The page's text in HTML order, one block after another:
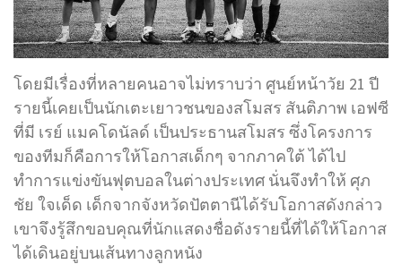
โดยมีเรื่องที่หลายคนอาจไม่ทราบว่า ศูนย์หน้าวัย 21 ปี
รายนี้เคยเป็นนักเตะเยาวชนของสโมสร สันติภาพ เอฟซี
ที่มี เรย์ แมคโดนัลด์ เป็นประธานสโมสร ซึ่งโครงการ
ของทีมก็คือการให้โอกาสเด็กๆ จากภาคใต้ ได้ไป
ทำการแข่งขันฟุตบอลในต่างประเทศ นั่นจึงทำให้ ศุภ
ชัย ใจเด็ด เด็กจากจังหวัดปัตตานีได้รับโอกาสดังกล่าว
เขาจึงรู้สึกขอบคุณที่นักแสดงชื่อดังรายนี้ที่ได้ให้โอกาส
ได้เดินอยู่บนเส้นทางลูกหนัง